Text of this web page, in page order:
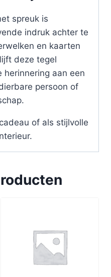
spreuk is
indruk achter te
en kaarten
deze tegel
herinnering aan een
persoon of
of als stijlvolle